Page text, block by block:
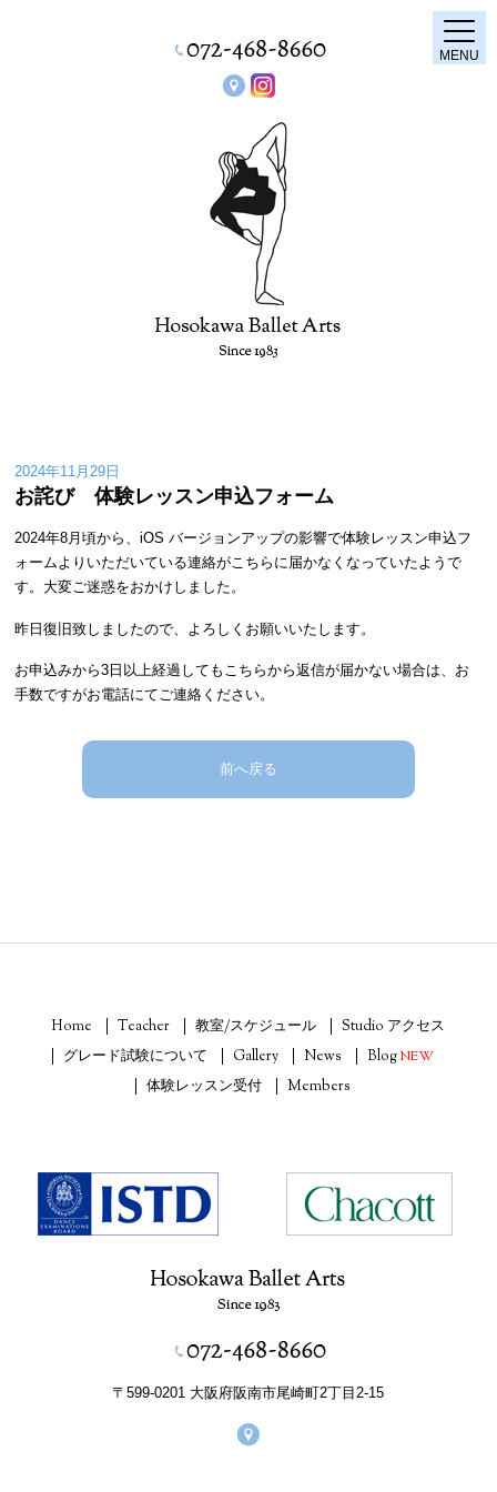
MENU
2024年11月29日
お詫び 体験レッスン申込フォーム
2024年8月頃から、iOS バージョンアップの影響で体験レッスン申込フ
ォームよりいただいている連絡がこちらに届かなくなっていたようで
す。大変ご迷惑をおかけしました。
昨日復旧致しましたので、よろしくお願いいたします。
お申込みから3日以上経過してもこちらから返信が届かない場合は、お
手数ですがお電話にてご連絡ください。
前へ戻る
Home Teacher 教室/スケジュール
Studio アクセス
グレード試験について
Gallery News BlogNEW
体験レッスン受付
Members
〒599-0201 大阪府阪南市尾崎町2丁目2-15